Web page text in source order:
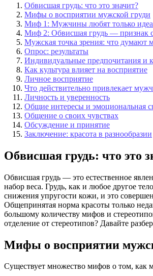
Обвисшая грудь: что это значит?
Мифы о восприятии мужской груди
Миф 1: Мужчины любят только
Миф 2: Обвисшая грудь — признак
Мужская точка зрения: что думают
Опрос: результаты
Индивидуальные предпочитания и
Как культура влияет на восприятие
Личное восприятие
Что действительно привлекает
Личность и уверенность
Общие интересы и эмоциональная
Общение о своих чувствах
Обсуждение и принятие
Заключение: красота в разнообразии
Обвисшая грудь: что это
Обвисшая грудь — это естественное
набор веса. Грудь, как и любое другое
снижения упругости кожи, и это
Общепринятая норма красоты только
большому количеству мифов и
отделение от стереотипов? Давайте
Мифы о восприятии
Существует множество мифов о том, как